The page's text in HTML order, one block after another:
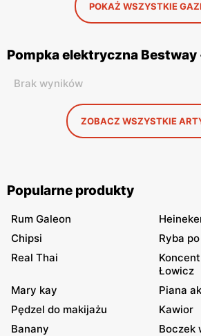
POKAŻ WSZYSTKIE
Pompka elektryczna Bestway
Brak wyników
ZOBACZ WSZYSTKIE
Popularne produkty
Rum Galeon
Chipsi
Ryba
Real Thai
Łowicz
Mary kay
Piana
Pędzel do makijażu
Kawior
Banany
Boczek